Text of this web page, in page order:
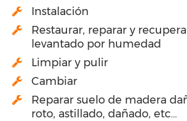
Instalación
Restaurar, reparar y
levantado por humedad
Limpiar y pulir
Cambiar
Reparar suelo de madera
roto, astillado, dañado, etc…